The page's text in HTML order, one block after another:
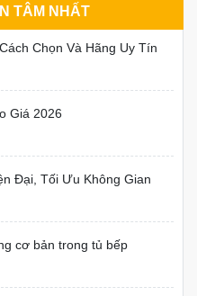
TÂM NHẤT
Chọn Và Hãng Uy Tín
Giá 2026
Đại, Tối Ưu Không Gian
cơ bản trong tủ bếp